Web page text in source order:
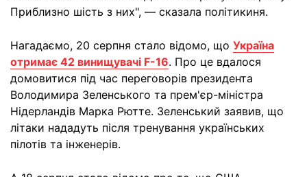
Приблизно шість з них", — сказала політикиня.
Нагадаємо, 20 серпня стало відомо, що Україна
отримає 42 винищувачі F-16. Про це вдалося
домовитися під час переговорів президента
Володимира Зеленського та прем'єр-міністра
Нідерландів Марка Рютте. Зеленський заявив, що
літаки нададуть після тренування українських
пілотів та інженерів.